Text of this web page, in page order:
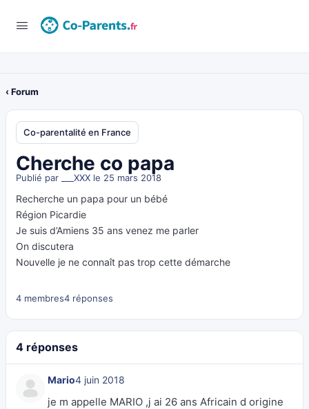
‹ Forum
Co-parentalité en France
Cherche co papa
Publié par ___XXX le 25 mars 2018
Recherche un papa pour un bébé
Région Picardie
Je suis d’Amiens 35 ans venez me parler
On discutera
Nouvelle je ne connaît pas trop cette démarche
4 membres4 réponses
4 réponses
Mario4 juin 2018
je m appelle MARIO ,j ai 26 ans Africain d origine